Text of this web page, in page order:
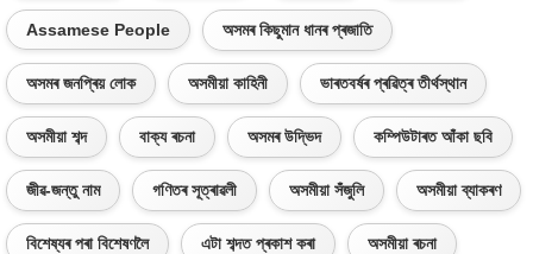
Assamese People অসমৰ কিছুমান ধানৰ প্ৰজাতি
অসমৰ জনপ্ৰিয় লোক অসমীয়া কাহিনী ভাৰতবৰ্ষৰ প্ৰৱিত্ৰ তীৰ্থস্থান
অসমীয়া শব্দ বাক্য ৰচনা অসমৰ উদ্ভিদ কম্পিউটাৰত আঁকা ছবি
জীৱ-জন্তু নাম গণিতৰ সূত্ৰাৱলী অসমীয়া সঁজুলি অসমীয়া ব্যাকৰণ
বিশেষ্যৰ পৰা বিশেষণলৈ এটা শব্দত প্ৰকাশ কৰা অসমীয়া ৰচনা